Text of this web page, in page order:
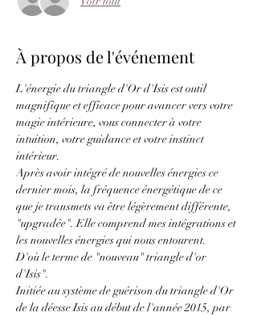
À propos de l'événement
L'énergie du triangle d'Or d'Isis est outil
magnifique et efficace pour avancer vers votre
magie intérieure, vous connecter à votre
intuition, votre guidance et votre instinct
intérieur.
Après avoir intégré de nouvelles énergies ce
dernier mois, la fréquence énergétique de ce
que je transmets va être légèrement différente,
"upgradée". Elle comprend mes intégrations et
les nouvelles énergies qui nous entourent.
D'où le terme de "nouveau" triangle d'or
d'Isis".
Initiée au système de guérison du triangle d'Or
de la déesse Isis au début de l'année 2015, par